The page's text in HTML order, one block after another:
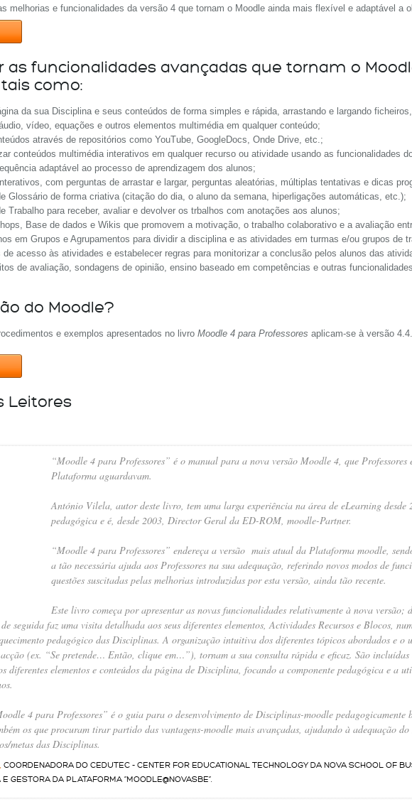
melhorias e funcionalidades da versão 4 que tornam o Moodle ainda mais flexível e adaptável a
as funcionalidades avançadas que tornam o
como:
da sua Disciplina e seus conteúdos de forma simples e rápida, arrastando e largando
vídeo, equações e outros elementos multimédia em qualquer conteúdo;
através de repositórios como YouTube, GoogleDocs, Onde Drive, etc.;
conteúdos multimédia interativos em qualquer recurso ou atividade usando as funcionalidades
adaptável ao processo de aprendizagem dos alunos;
com perguntas de arrastar e largar, perguntas aleatórias, múltiplas tentativas e dicas
Glossário de forma criativa (citação do dia, o aluno da semana, hiperligações automáticas, etc.);
Trabalho para receber, avaliar e devolver os trbalhos com anotações aos alunos;
Base de dados e Wikis que promovem a motivação, o trabalho colaborativo e a avaliação
em Grupos e Agrupamentos para dividir a disciplina e as atividades em turmas e/ou grupos de
de acesso às atividades e estabelecer regras para monitorizar a conclusão pelos alunos das
de avaliação, sondagens de opinião, ensino baseado em competências e outras
do Moodle?
e exemplos apresentados no livro Moodle 4 para Professores aplicam-se à versão 4.4.
Leitores
“Moodle 4 para Professores” é o manual para a nova versão Moodle 4, que
Plataforma aguardavam.
António Vilela, autor deste livro, tem uma larga experiência na área de eLearning desde
pedagógica e é, desde 2003, Director Geral da ED-ROM, moodle-Partner.
“Moodle 4 para Professores” endereça a versão mais atual da Plataforma moodle,
a tão necessária ajuda aos Professores na sua adequação, referindo novos modos de
questões suscitadas pelas melhorias introduzidas por esta versão, ainda tão recente.
Este livro começa por apresentar as novas funcionalidades relativamente à nova
seguida faz uma visita detalhada aos seus diferentes elementos, Actividades Recursos e Blocos,
pedagógico das Disciplinas. A organização intuitiva dos diferentes tópicos abordados e o
(ex. “Se pretende… Então, clique em…”), tornam a sua consulta rápida e eficaz. São incluídas
diferentes elementos e conteúdos da página de Disciplina, focando a componente pedagógica e a
4 para Professores” é o guia para o desenvolvimento de Disciplinas-moodle pedagogicamente
os que procuram tirar partido das vantagens-moodle mais avançadas, ajudando à adequação do
metas das Disciplinas.
COORDENADORA DO CEDUTEC - CENTER FOR EDUCATIONAL TECHNOLOGY DA NOVA SCHOOL OF
GESTORA DA PLATAFORMA “MOODLE@NOVASBE”.